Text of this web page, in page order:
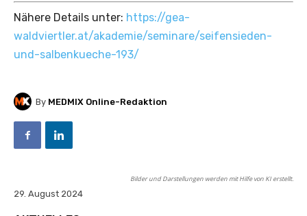
Nähere Details unter: https://gea-
waldviertler.at/akademie/seminare/seifensieden-
und-salbenkueche-193/
By MEDMIX Online-Redaktion
Bilder und Darstellungen werden mit Hilfe von KI erstellt.
29. August 2024